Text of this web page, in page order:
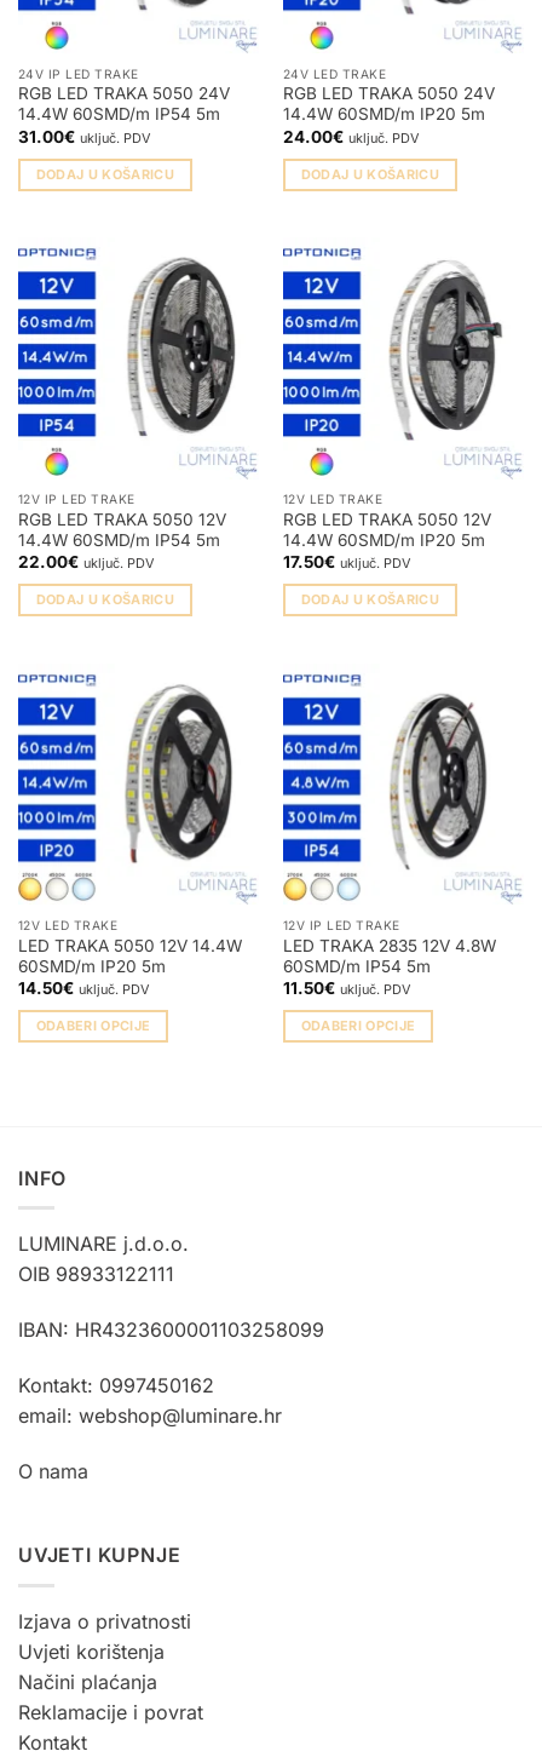
na
stranici
proizvoda
na
stranici
proizvoda
24V IP LED TRAKE
RGB LED TRAKA 5050 24V
14.4W 60SMD/m IP54 5m
31.00€ uključ. PDV
DODAJ U KOŠARICU
24V LED TRAKE
RGB LED TRAKA 5050 24V
14.4W 60SMD/m IP20 5m
24.00€ uključ. PDV
DODAJ U KOŠARICU
12V IP LED TRAKE
RGB LED TRAKA 5050 12V
14.4W 60SMD/m IP54 5m
22.00€ uključ. PDV
DODAJ U KOŠARICU
12V LED TRAKE
RGB LED TRAKA 5050 12V
14.4W 60SMD/m IP20 5m
17.50€ uključ. PDV
DODAJ U KOŠARICU
12V LED TRAKE
LED TRAKA 5050 12V 14.4W
60SMD/m IP20 5m
14.50€ uključ. PDV
ODABERI OPCIJE
Opcije
se
odabrati
na
proizvoda
12V IP LED TRAKE
LED TRAKA 2835 12V 4.8W
60SMD/m IP54 5m
11.50€ uključ. PDV
ODABERI OPCIJE
proizvoda
INFO
LUMINARE j.d.o.o.
OIB 98933122111
IBAN: HR4323600001103258099
Kontakt: 0997450162
email: webshop@luminare.hr
O nama
UVJETI KUPNJE
Izjava o privatnosti
Uvjeti korištenja
Načini plaćanja
Reklamacije i povrat
Kontakt